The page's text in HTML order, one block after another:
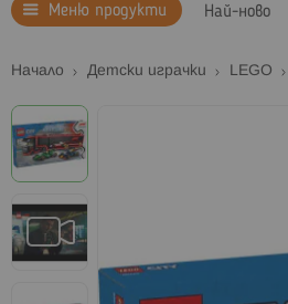
Меню продукти Най-ново
Начало Детски играчки LEGO
Преминете
към
края
на
галерията
на
изображенията